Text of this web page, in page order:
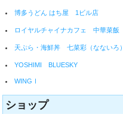
博多うどん はち屋 1ビル店
ロイヤルチャイナカフェ 中華菜飯
天ぷら・海鮮丼 七菜彩（なないろ）
YOSHIMI BLUESKY
WINGⅠ
ショップ